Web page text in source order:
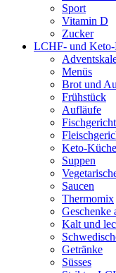
Sport
Vitamin D
Zucker
LCHF- und Keto-
Menüs
Brot und
Frühstück
Aufläufe
Keto-
Suppen
Saucen
Thermomix
Geschenke
Kalt und
Getränke
Süsses